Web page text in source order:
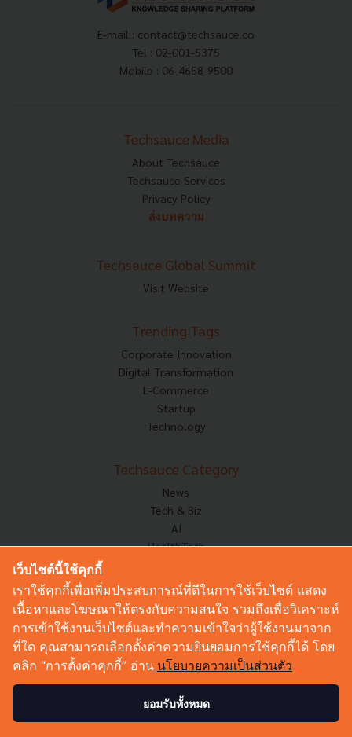
E-mail : contact@techsauce.co
Tel : 02-001-5375
Mobile : 06-4658-9500
Techsauce Media
About Techsauce
Techsauce Services
Privacy Policy
ส่งบทความ
Techsauce Global Summit
Visit Website
Trending Tags
Corporate Innovation
Digital Transformation
E-Commerce
Startup
Technology
Techsauce Category
News
Tech & Biz
AI
HealthTech
Corp Innov
Saucy Thoughts
Based On
Sustainable
Videos
Podcast
เว็บไซต์นี้ใช้คุกกี้
เราใช้คุกกี้เพื่อเพิ่มประสบการณ์ที่ดีในการใช้เว็บไซต์ แสดง
เนื้อหาและโฆษณาให้ตรงกับความสนใจ รวมถึงเพื่อวิเคราะห์
การเข้าใช้งานเว็บไซต์และทำความเข้าใจว่าผู้ใช้งานมาจาก
ที่ใด คุณสามารถเลือกตั้งค่าความยินยอมการใช้คุกกี้ได้ โดย
คลิก “การตั้งค่าคุกกี้” อ่าน นโยบายความเป็นส่วนตัว
ยอมรับทั้งหมด